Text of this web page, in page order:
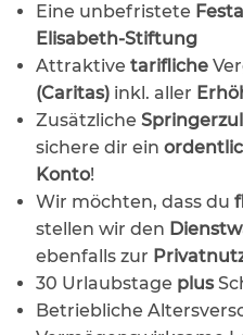
Eine unbefristete
Elisabeth-Stiftung
Attraktive tarifliche
(Caritas)inkl. aller
Zusätzliche
sichere dir ein
Konto!
Wir möchten, dass du
stellen wir den
ebenfalls zur
30 Urlaubstage plus
Betriebliche